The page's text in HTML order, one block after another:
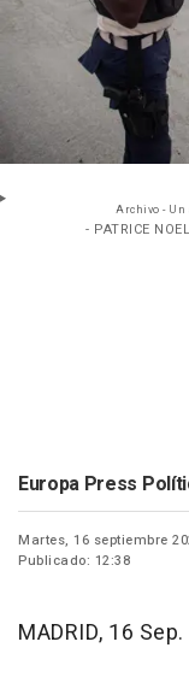
Archivo -
- PATRICE
Europa Press
Martes, 16 septiembre
Publicado: 12:38
MADRID, 16